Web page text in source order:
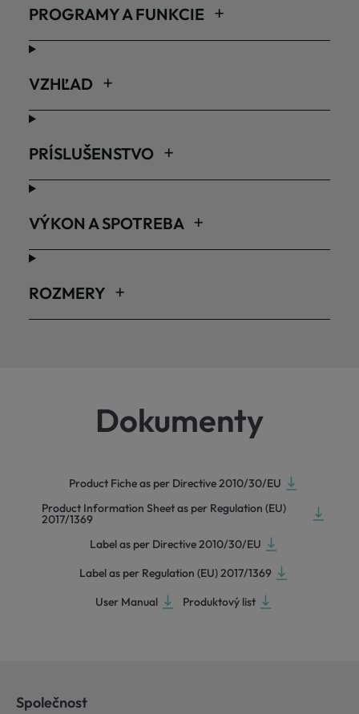
PROGRAMY A FUNKCIE
VZHĽAD
PRÍSLUŠENSTVO
VÝKON A SPOTREBA
ROZMERY
Dokumenty
Product Fiche as per Directive 2010/30/EU
Product Information Sheet as per Regulation (EU)
2017/1369
Label as per Directive 2010/30/EU
Label as per Regulation (EU) 2017/1369
User Manual
Produktový list
Společnost